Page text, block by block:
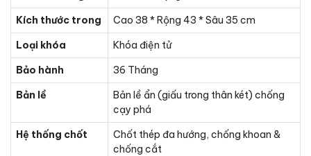
Kích thước trong
Cao 38 * Rộng 43 * Sâu 35 cm
Loại khóa
Khóa điện tử
Bảo hành
36 Tháng
Bản lề
Bản lề ẩn (giấu trong thân két) chống
cạy phá
Hệ thống chốt
Chốt thép đa hướng, chống khoan &
chống cắt